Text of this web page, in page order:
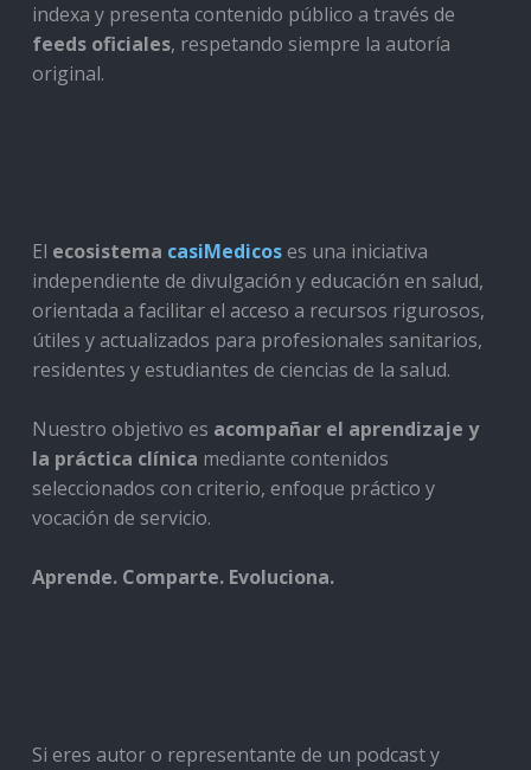
indexa y presenta contenido público a través de
feeds oficiales, respetando siempre la autoría
original.
El ecosistema casiMedicoses una iniciativa
independiente de divulgación y educación en salud,
orientada a facilitar el acceso a recursos rigurosos,
útiles y actualizados para profesionales sanitarios,
residentes y estudiantes de ciencias de la salud.
Nuestro objetivo es acompañar el aprendizaje y
la práctica clínica mediante contenidos
seleccionados con criterio, enfoque práctico y
vocación de servicio.
Aprende. Comparte. Evoluciona.
Si eres autor o representante de un podcast y